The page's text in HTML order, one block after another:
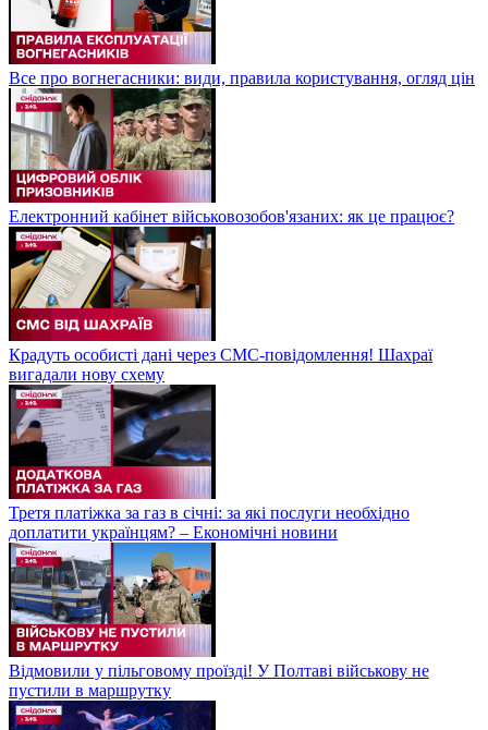
Все про вогнегасники: види, правила користування, огляд цін
Електронний кабінет військовозобов'язаних: як це працює?
Крадуть особисті дані через СМС-повідомлення! Шахраї
вигадали нову схему
Третя платіжка за газ в січні: за які послуги необхідно
доплатити українцям? – Економічні новини
Відмовили у пільговому проїзді! У Полтаві військову не
пустили в маршрутку